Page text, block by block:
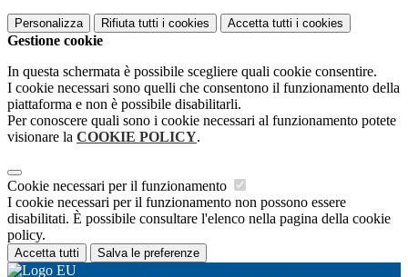
Personalizza Rifiuta tutti i cookies Accetta tutti i cookies
Gestione cookie
In questa schermata è possibile scegliere quali cookie consentire.
I cookie necessari sono quelli che consentono il funzionamento della
piattaforma e non è possibile disabilitarli.
Per conoscere quali sono i cookie necessari al funzionamento potete
visionare la COOKIE POLICY.
Cookie necessari per il funzionamento
I cookie necessari per il funzionamento non possono essere
disabilitati. È possibile consultare l'elenco nella pagina della cookie
policy.
Accetta tutti Salva le preferenze